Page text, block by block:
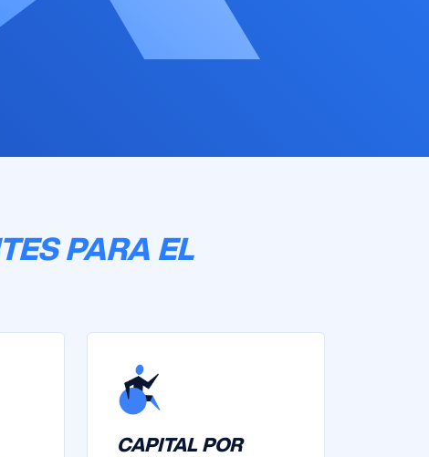
PARA EL
CAPITAL POR